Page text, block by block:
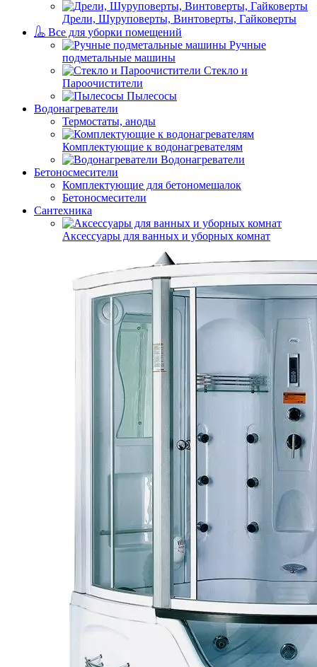
Дрели, Шуруповерты, Винтоверты, Гайковерты
Все для уборки помещений
Ручные
подметальные машины
Стекло и
Пароочистители
Пылесосы
Водонагреватели
Термостаты, аноды
Комплектующие к водонагревателям
Водонагреватели
Бетоносмесители
Комплектующие для бетономешалок
Бетоносмесители
Сантехника
Аксессуары для ванных и уборных комнат